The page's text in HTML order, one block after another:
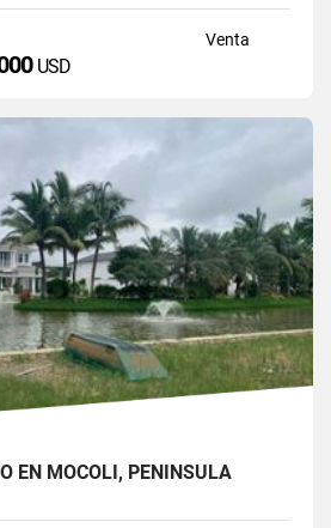
Venta
USD
EN MOCOLI, PENÍNSULA